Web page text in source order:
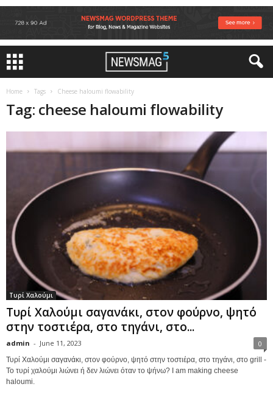
Home Tags Cheese haloumi flowability
Tag: cheese haloumi flowability
Τυρί Χαλούμι
Τυρί Χαλούμι σαγανάκι, στον φούρνο, ψητό
στην τοστιέρα, στο τηγάνι, στο...
admin - June 11, 2023 0
Τυρί Χαλούμι σαγανάκι, στον φούρνο, ψητό στην τοστιέρα, στο τηγάνι, στο grill -
Το τυρί χαλούμι λιώνει ή δεν λιώνει όταν το ψήνω? I am making cheese
haloumi.